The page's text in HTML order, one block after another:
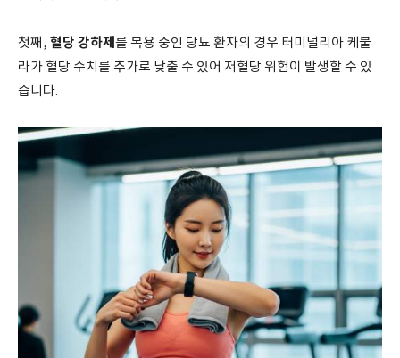
첫째, 혈당 강하제 를 복용 중인 당뇨 환자의 경우 터미널리아 케불
라가 혈당 수치를 추가로 낮출 수 있어 저혈당 위험이 발생할 수 있
습니다.